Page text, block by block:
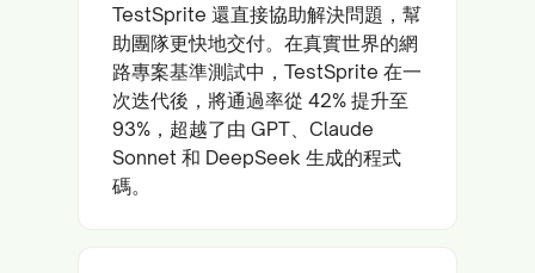
TestSprite 還直接協助解決問題，幫
助團隊更快地交付。在真實世界的網
路專案基準測試中，TestSprite 在一
次迭代後，將通過率從 42% 提升至
93%，超越了由 GPT、Claude
Sonnet 和 DeepSeek 生成的程式
碼。